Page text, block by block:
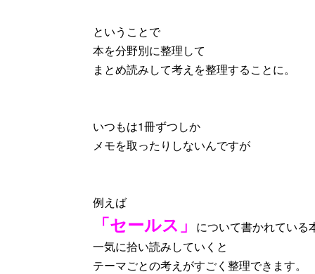
ということで
本を分野別に整理して
まとめ読みして考えを整理することに。
いつもは1冊ずつしか
メモを取ったりしないんですが
例えば
「セールス」
について書かれている
一気に拾い読みしていくと
テーマごとの考えがすごく整理できます。